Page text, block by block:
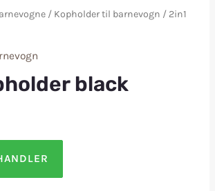
/ Kopholder til barnevogn / 2in1
black